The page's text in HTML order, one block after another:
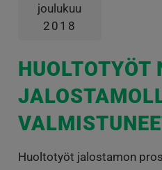
joulukuu
2018
HUOLTOTYÖT
Huoltotyöt jalostamon